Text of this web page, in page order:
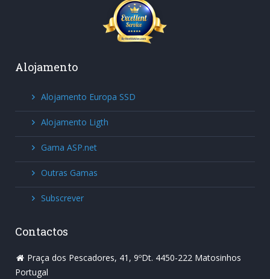
Alojamento
Alojamento Europa SSD
Alojamento Ligth
Gama ASP.net
Outras Gamas
Subscrever
Contactos
Praça dos Pescadores, 41, 9ºDt. 4450-222 Matosinhos
Portugal